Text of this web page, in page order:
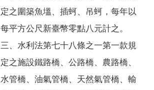
定之圍築魚塭、插蚵、吊蚵，每年以
每平方公尺新臺幣零點八元計之。
三、水利法第七十八條之一第一款規
定之施設鐵路橋、公路橋、農路橋、
水管橋、油氣管橋、天然氣管橋、輸